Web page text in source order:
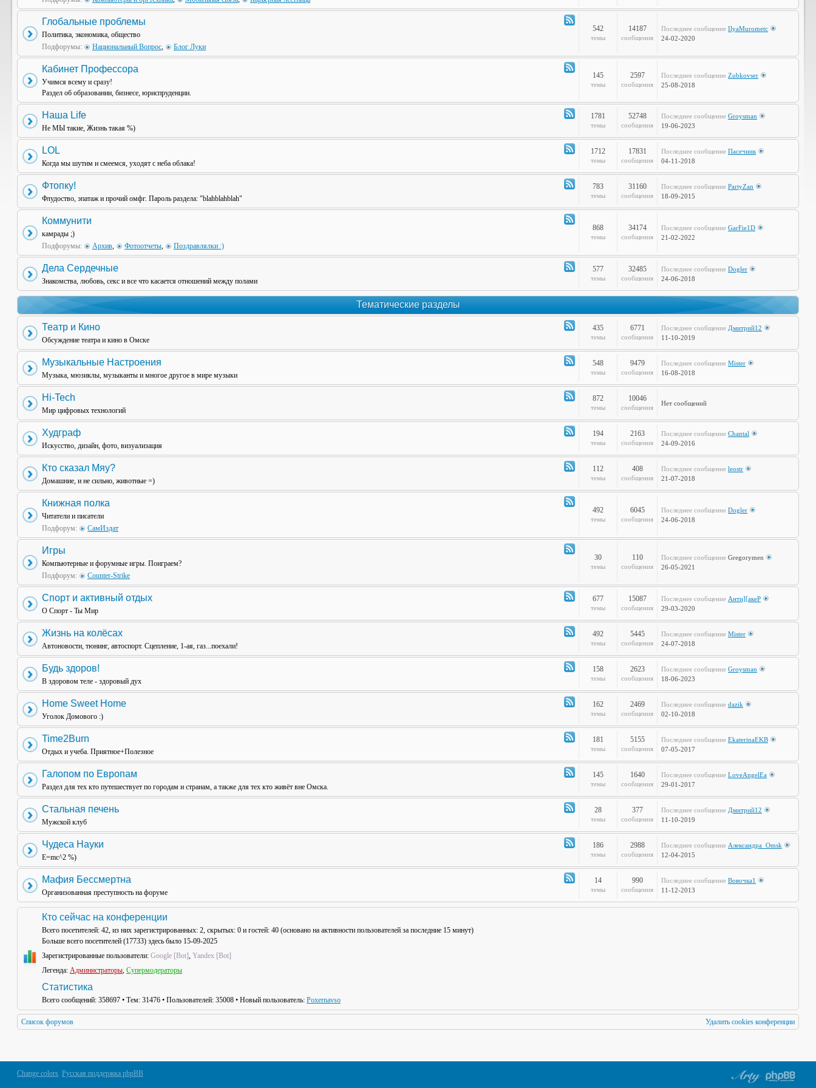
Канал
Глобальные проблемы
Политика, экономика, общество
Подфорумы:
Национальный Вопрос, Блог Луки
542
темы
14187
сообщения
Последнее сообщение IlyaMurometc
24-02-2020
Кабинет
Профессора
Кабинет Профессора
Учимся всему и сразу!
Раздел об образовании, бизнесе, юриспруденции.
145
темы
2597
сообщения
Последнее сообщение Zubkovser
25-08-2018
Канал
-
Наша Life
Не МЫ такие, Жизнь такая %)
1781
темы
52748
сообщения
Последнее сообщение Groysman
19-06-2023
Канал
-
LOL
Когда мы шутим и смеемся, уходят с неба облака!
1712
темы
17831
сообщения
Последнее сообщение Пасечник
04-11-2018
Канал
-
Фтопку!
Флудоство, эпатаж и прочий омфг. Пароль раздела: "blahblahblah"
783
темы
31160
сообщения
Последнее сообщение PartyZan
18-09-2015
Канал
Коммунити
камрады ;)
Подфорумы:
Архив, Фотоотчеты, Поздравлялки :)
868
темы
34174
сообщения
Последнее сообщение GarFie1D
21-02-2022
Канал
-
Дела Сердечные
Знакомства, любовь, секс и все что касается отношений между полами
577
темы
32485
сообщения
Последнее сообщение Dogler
24-06-2018
Тематические разделы
Канал
-
Театр и Кино
Обсуждение театра и кино в Омске
435
темы
6771
сообщения
Последнее сообщение Дмитрий12
11-10-2019
Канал
-
Музыкальные
Музыкальные Настроения
Музыка, мюзиклы, музыканты и многое другое в мире музыки
548
темы
9479
сообщения
Последнее сообщение Mister
16-08-2018
Канал
-
Hi-Tech
Мир цифровых технологий
872
темы
10046
сообщения
Нет сообщений
Канал
-
Худграф
Худграф
Искусство, дизайн, фото, визуализация
194
темы
2163
сообщения
Последнее сообщение Chantal
24-09-2016
Канал
-
сказал
Мяу?
Кто сказал Мяу?
Домашние, и не сильно, животные =)
112
темы
408
сообщения
Последнее сообщение leostr
21-07-2018
Канал
Книжная полка
Читатели и писатели
Подфорум:
СамИздат
492
темы
6045
сообщения
Последнее сообщение Dogler
24-06-2018
Игры
Компьютерные и форумные игры. Поиграем?
Подфорум:
Counter-Strike
30
темы
110
сообщения
Последнее сообщение Gregorymen
26-05-2021
Канал
-
Спорт и активный отдых
О Спорт - Ты Мир
677
темы
15087
сообщения
Последнее сообщение Анти][акеР
29-03-2020
Канал
-
Жизнь
Жизнь на колёсах
Автоновости, тюнинг, автоспорт. Сцепление, 1-ая, газ...поехали!
492
темы
5445
сообщения
Последнее сообщение Mister
24-07-2018
Канал
-
Будь здоров!
В здоровом теле - здоровый дух
158
темы
2623
сообщения
Последнее сообщение Groysman
18-06-2023
Канал
-
Home Sweet Home
Уголок Домового :)
162
темы
2469
сообщения
Последнее сообщение dazik
02-10-2018
Канал
-
Time2Burn
Time2Burn
Отдых и учеба. Приятное+Полезное
181
темы
5155
сообщения
Последнее сообщение EkaterinaEKB
07-05-2017
Канал
-
Галопом
Галопом по Европам
Раздел для тех кто путешествует по городам и странам, а также для тех кто живёт вне Омска.
145
темы
1640
сообщения
Последнее сообщение LoveAngelEa
29-01-2017
Канал
-
Стальная
Стальная печень
Мужской клуб
28
темы
377
сообщения
Последнее сообщение Дмитрий12
11-10-2019
Канал
-
Чудеса Науки
E=mc^2 %)
186
темы
2988
сообщения
Последнее сообщение Александра_Omsk
12-04-2015
Канал
-
Мафия Бессмертна
Организованная преступность на форуме
14
темы
990
сообщения
Последнее сообщение Вовочка1
11-12-2013
Кто сейчас на конференции
Всего посетителей: 42, из них зарегистрированных: 2, скрытых: 0 и гостей: 40 (основано на активности пользователей за последние 15 минут)
Больше всего посетителей (17733) здесь было 15-09-2025
Зарегистрированные пользователи: Google [Bot], Yandex [Bot]
Легенда: Администраторы, Супермодераторы
Статистика
Всего сообщений: 358697 • Тем: 31476 • Пользователей: 35008 • Новый пользователь: Poxernavso
Список форумов Удалить cookies конференции
Change colors. Русская поддержка phpBB